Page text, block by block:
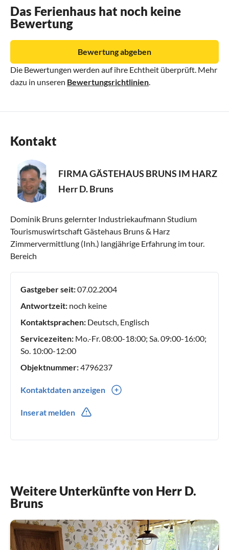
Das Ferienhaus hat noch keine
Bewertung
Die Bewertungen werden auf ihre Echtheit überprüft. Mehr
dazu in unseren Bewertungsrichtlinien
Bewertung abgeben
Kontakt
FIRMA GÄSTEHAUS BRUNS IM HARZ
Herr D. Bruns
Dominik Bruns gelernter Industriekaufmann Studium
Tourismuswirtschaft Gästehaus Bruns & Harz
Zimmervermittlung (Inh.) langjährige Erfahrung im tour.
Bereich
Gastgeber seit:07.02.2004
Antwortzeit: noch keine
Kontaktsprachen: Deutsch, Englisch
Servicezeiten: Mo.-Fr. 08:00-18:00; Sa. 09:00-16:00;
So. 10:00-12:00
Objektnummer:4796237
Kontaktdaten anzeigen
Inserat melden
Weitere Unterkünfte von Herr D.
Bruns